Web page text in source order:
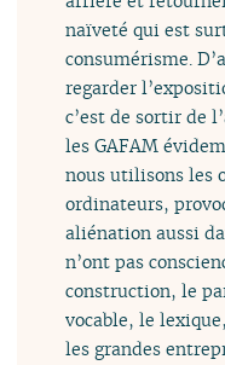
naïveté qui est
consumérisme.
regarder
c’est de sortir de
les GAFAM
nous utilisons les
ordinateurs,
aliénation aussi
n’ont pas
construction, le
vocable, le
les grandes